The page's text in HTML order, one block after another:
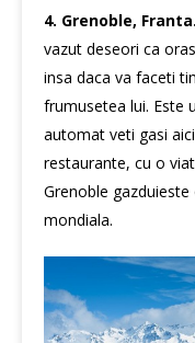
4. Grenoble, Franta.
vazut deseori ca
insa daca va faceti
frumusetea lui. Este
automat veti gasi
restaurante, cu o
Grenoble
mondiala.